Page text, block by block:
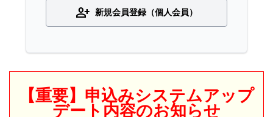
person_add 新規会員登録（個人会員）
【重要】申込みシステムアップ
デート内容のお知らせ